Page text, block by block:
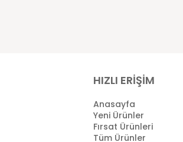
HIZLI ERİŞİM
Anasayfa
Yeni Ürünler
Fırsat Ürünleri
Tüm Ürünler